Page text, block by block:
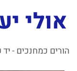
אולי
הורים כמחנכים - יד